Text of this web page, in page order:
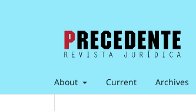
About Current Archives